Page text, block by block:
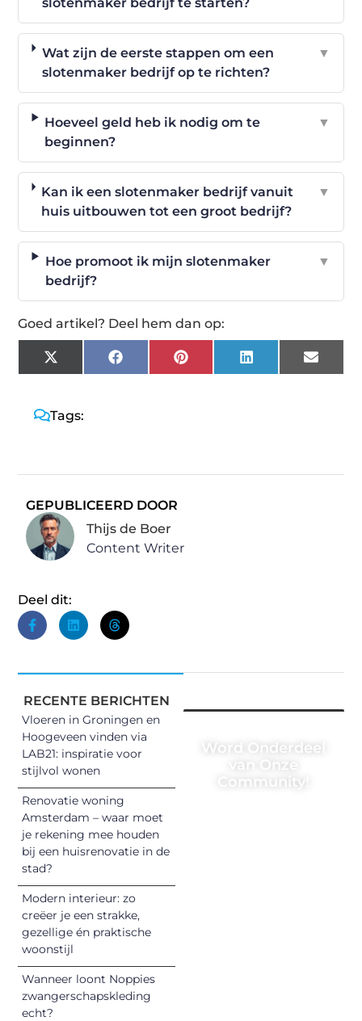
Wat zijn de eerste stappen om een
slotenmaker bedrijf op te richten?
▼
Hoeveel geld heb ik nodig om te
beginnen?
▼
Kan ik een slotenmaker bedrijf vanuit
huis uitbouwen tot een groot bedrijf?
▼
Hoe promoot ik mijn slotenmaker
bedrijf?
▼
Goed artikel? Deel hem dan op:
X
(Twitter)
FacebookPinterestLinkedIn Email
Tags:
GEPUBLICEERD DOOR
Thijs de Boer
Content Writer
Deel dit:
RECENTE BERICHTEN
Vloeren in Groningen en
Hoogeveen vinden via
LAB21: inspiratie voor
stijlvol wonen
Renovatie woning
Amsterdam – waar moet
je rekening mee houden
bij een huisrenovatie in de
stad?
Modern interieur: zo
creëer je een strakke,
gezellige én praktische
woonstijl
Wanneer loont Noppies
zwangerschapskleding
echt?
Word Onderdeel
van Onze
Community!